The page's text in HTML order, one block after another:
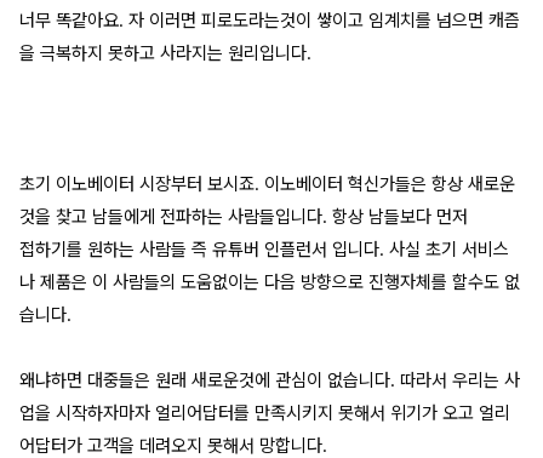
너무 똑같아요. 자 이러면 피로도라는것이 쌓이고 임계치를 넘으면 캐즘
을 극복하지 못하고 사라지는 원리입니다.
초기 이노베이터 시장부터 보시죠. 이노베이터 혁신가들은 항상 새로운
것을 찾고 남들에게 전파하는 사람들입니다. 항상 남들보다 먼저
접하기를 원하는 사람들 즉 유튜버 인플런서 입니다. 사실 초기 서비스
나 제품은 이 사람들의 도움없이는 다음 방향으로 진행자체를 할수도 없
습니다.
왜냐하면 대중들은 원래 새로운것에 관심이 없습니다. 따라서 우리는 사
업을 시작하자마자 얼리어답터를 만족시키지 못해서 위기가 오고 얼리
어답터가 고객을 데려오지 못해서 망합니다.